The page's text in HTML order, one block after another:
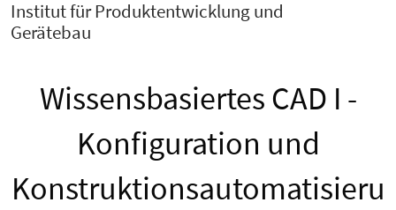
Institut für Produktentwicklung und
Gerätebau
Wissensbasiertes CAD I -
Konfiguration und
Konstruktionsautomatisieru